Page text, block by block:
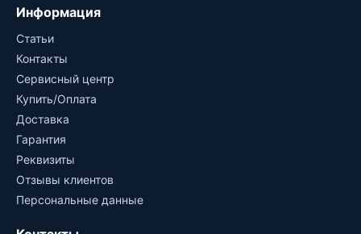
Информация
Статьи
Контакты
Сервисный центр
Купить/Оплата
Доставка
Гарантия
Реквизиты
Отзывы клиентов
Персональные данные